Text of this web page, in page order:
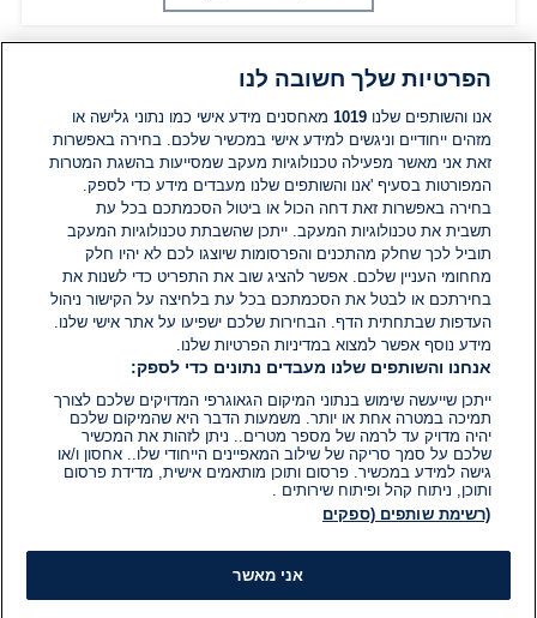
תגובות
אין עדיין תגובות. היה הראשון להגיב
הוסף תגובה
הפרטיות שלך חשובה לנו
אנו והשותפים שלנו1019 מאחסנים מידע אישי כמו נתוני גלישה או
מזהים ייחודיים וניגשים למידע אישי במכשיר שלכם. בחירה באפשרות
זאת אני מאשר מפעילה טכנולוגיות מעקב שמסייעות בהשגת המטרות
המפורטות בסעיף 'אנו והשותפים שלנו מעבדים מידע כדי לספק.
בחירה באפשרות זאת דחה הכול או ביטול הסכמתכם בכל עת
תשבית את טכנולוגיות המעקב. ייתכן שהשבתת טכנולוגיות המעקב
תוביל לכך שחלק מהתכנים והפרסומות שיוצגו לכם לא יהיו חלק
מחחומי העניין שלכם. אפשר להציג שוב את התפריט כדי לשנות את
בחירתכם או לבטל את הסכמתכם בכל עת בלחיצה על הקישור ניהול
העדפות שבתחתית הדף. הבחירות שלכם ישפיעו על אתר אישי שלנו.
מידע נוסף אפשר למצוא במדיניות הפרטיות שלנו.
אנחנו והשותפים שלנו מעבדים נתונים כדי לספק:
ייתכן שייעשה שימוש בנתוני המיקום הגאוגרפי המדויקים שלכם לצורך
תמיכה במטרה אחת או יותר. משמעות הדבר היא שהמיקום שלכם
יהיה מדויק עד לרמה של מספר מטרים.. ניתן לזהות את המכשיר
שלכם על סמך סריקה של שילוב המאפיינים הייחודי שלו.. אחסון ו/או
גישה למידע במכשיר. פרסום ותוכן מותאמים אישית, מדידת פרסום
ותוכן, ניתוח קהל ופיתוח שירותים .
(רשימת שותפים (ספקים
אני מאשר